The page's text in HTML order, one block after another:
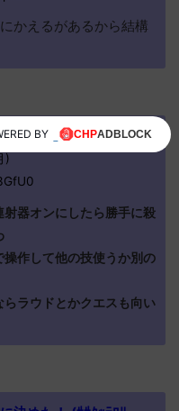
かえるがあるから結構
決めた！ (ﾜｯﾁｮｲ 03bc-
)
器オンにしたら勝手に殺
作して他の技使うか別の
ラウドとかクエスも向い
BY